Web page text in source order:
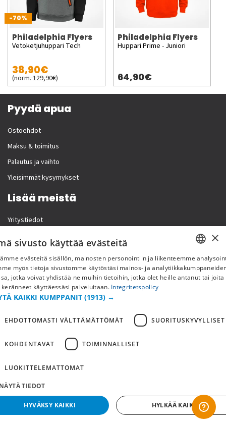
-70%
Philadelphia Flyers
Vetoketjuhuppari Tech
38,90€
(norm. 129,90€)
Philadelphia Flyers
Huppari Prime - Juniori
64,90€
Pyydä apua
Ostoehdot
Maksu & toimitus
Palautus ja vaihto
Yleisimmät kysymykset
Lisää meistä
Yritystiedot
Copyright © 2019 This site is Licensed to 377 Sport AB
FI
×
sivusto käyttää evästeitä
evästeitä sisällön, mainosten personointiin ja liikenteemme
myös tietoja sivustomme käytöstäsi mainos- ja
jotka voivat yhdistää ne muihin tietoihin, jotka olet heille antanut tai joita
keränneet käyttäessäsi palveluitaan. Integritetspolicy
KAIKKI KUMPPANIT (1913) →
EHDOTTOMASTI VÄLTTÄMÄTTÖMÄT SUORITUSKYVYLLISET
KOHDENTAVAT TOIMINNALLISET
LUOKITTELEMATTOMAT
TIEDOT
HYVÄKSY KAIKKI HYLKÄÄ KAIKKI